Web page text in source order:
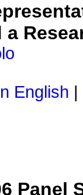
English
Panel